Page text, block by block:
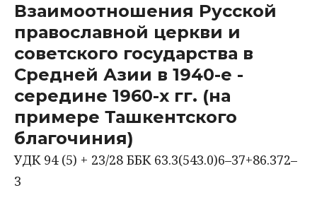
Взаимоотношения Русской
православной церкви и
советского государства в
Средней Азии в 1940-е -
середине 1960-х гг. (на
примере Ташкентского
благочиния)
УДК 94 (5) + 23/28 ББК 63.3(543.0)6–37+86.372–
3